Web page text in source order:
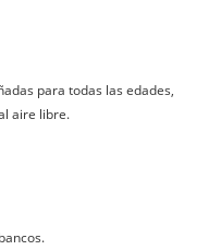
para todas las edades,
aire libre.